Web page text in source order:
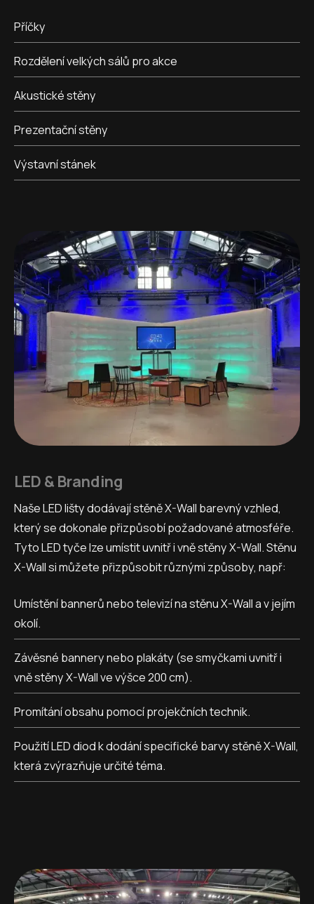
Příčky
Rozdělení velkých sálů pro akce
Akustické stěny
Prezentační stěny
Výstavní stánek
LED & Branding
Naše LED lišty dodávají stěně X-Wall barevný vzhled,
který se dokonale přizpůsobí požadované atmosféře.
Tyto LED tyče lze umístit uvnitř i vně stěny X-Wall. Stěnu
X-Wall si můžete přizpůsobit různými způsoby, např:
Umístění bannerů nebo televizí na stěnu X-Wall a v jejím
okolí.
Závěsné bannery nebo plakáty (se smyčkami uvnitř i
vně stěny X-Wall ve výšce 200 cm).
Promítání obsahu pomocí projekčních technik.
Použití LED diod k dodání specifické barvy stěně X-Wall,
která zvýrazňuje určité téma.